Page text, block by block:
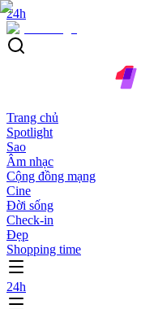
24h
Trang chủ
Spotlight
Sao
Âm nhạc
Cộng đồng mạng
Cine
Đời sống
Check-in
Đẹp
Shopping time
24h